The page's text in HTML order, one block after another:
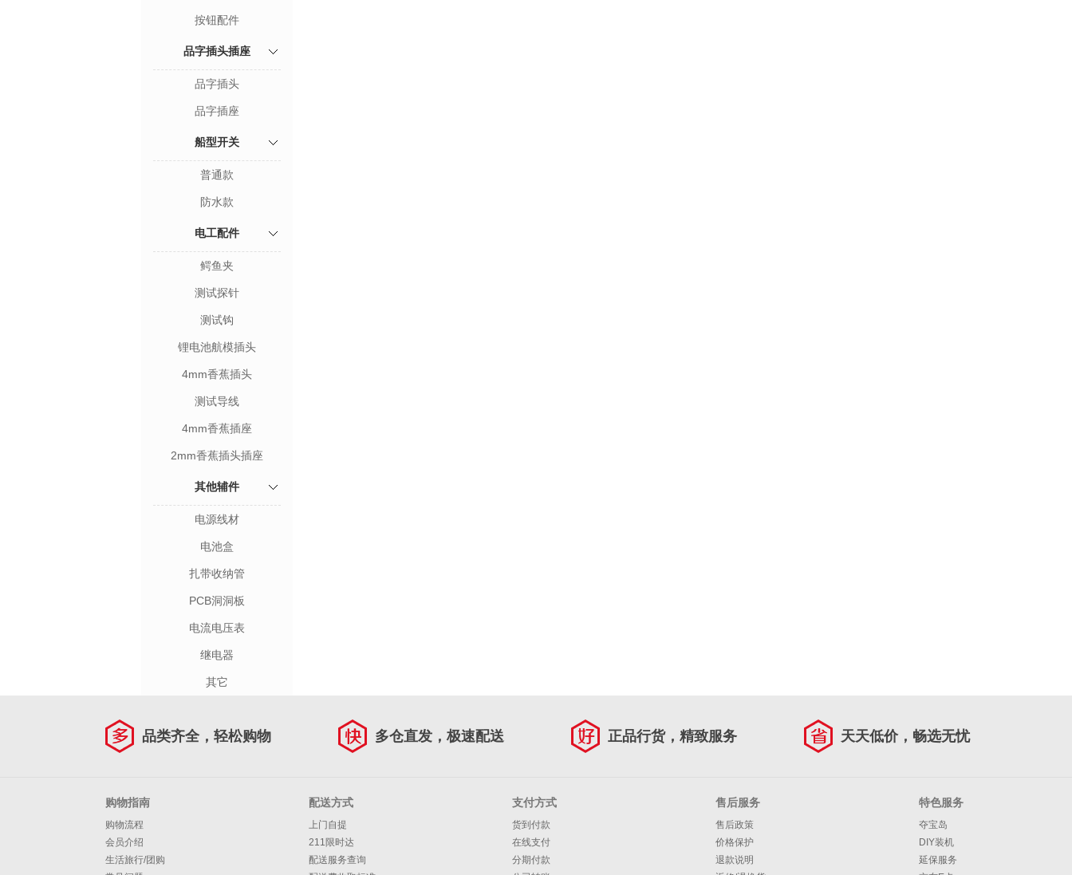
按钮配件
品字插头插座
品字插头
品字插座
船型开关
普通款
防水款
电工配件
鳄鱼夹
测试探针
测试钩
锂电池航模插头
4mm香蕉插头
测试导线
4mm香蕉插座
2mm香蕉插头插座
其他辅件
电源线材
电池盒
扎带收纳管
PCB洞洞板
电流电压表
继电器
其它
品类齐全，轻松购物 多仓直发，极速配送 正品行货，精致服务 天天低价，畅选无忧
购物指南
购物流程
会员介绍
生活旅行/团购
配送方式
上门自提
211限时达
配送服务查询
支付方式
货到付款
在线支付
分期付款
售后服务
售后政策
价格保护
退款说明
特色服务
夺宝岛
DIY装机
延保服务